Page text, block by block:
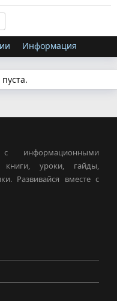
Информация
с информационными
книги, уроки, гайды,
Развивайся вместе с